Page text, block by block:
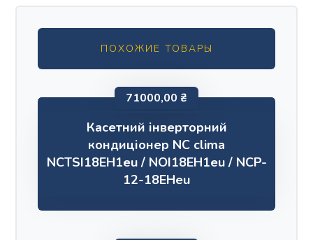
ПОХОЖИЕ ТОВАРЫ
Касетний інверторний
кондиціонер NC clima
NCTSI18EH1eu / NOI18EH1eu / NCP-
12-18EHeu
71000,00 ₴